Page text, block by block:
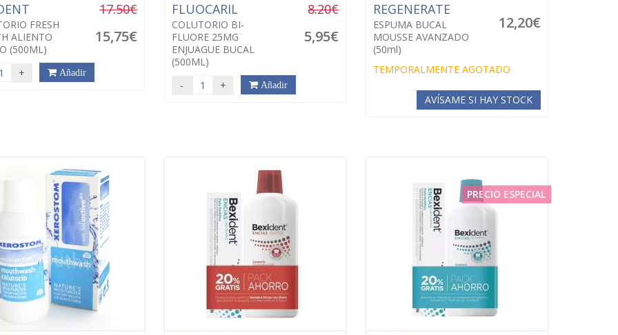
FRESH
ALIENTO
(500ML)
17.50€
15,75€
+ Añadir
FLUOCARIL
COLUTORIO BI-
FLUORE 25MG
ENJUAGUE BUCAL
(500ML)
8.20€
5,95€
- + Añadir
REGENERATE
ESPUMA BUCAL
MOUSSE AVANZADO
(50ml)
12,20€
TEMPORALMENTE AGOTADO
AVÍSAME SI HAY STOCK
PRECIO ESPECIAL